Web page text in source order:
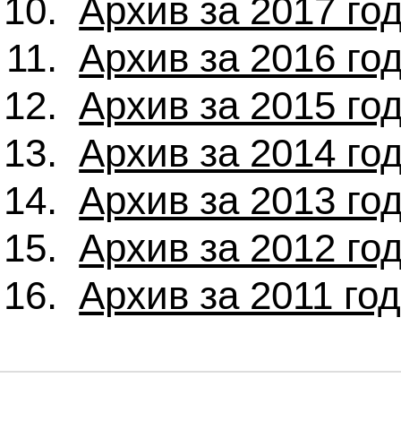
Архив за 2017
Архив за 2016
Архив за 2015
Архив за 2014
Архив за 2013
Архив за 2012
Архив за 2011 год